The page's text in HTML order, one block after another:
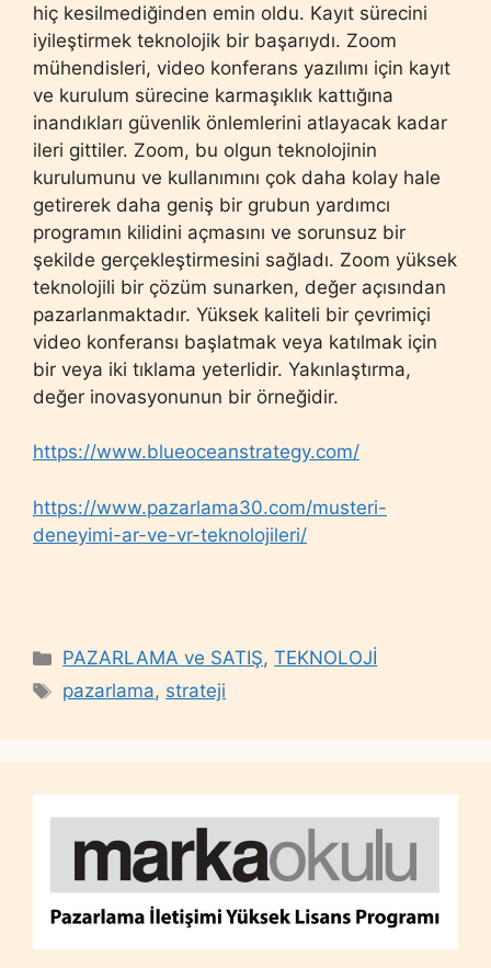
hiç kesilmediğinden emin oldu. Kayıt sürecini
iyileştirmek teknolojik bir başarıydı. Zoom
mühendisleri, video konferans yazılımı için kayıt
ve kurulum sürecine karmaşıklık kattığına
inandıkları güvenlik önlemlerini atlayacak kadar
ileri gittiler. Zoom, bu olgun teknolojinin
kurulumunu ve kullanımını çok daha kolay hale
getirerek daha geniş bir grubun yardımcı
programın kilidini açmasını ve sorunsuz bir
şekilde gerçekleştirmesini sağladı. Zoom yüksek
teknolojili bir çözüm sunarken, değer açısından
pazarlanmaktadır. Yüksek kaliteli bir çevrimiçi
video konferansı başlatmak veya katılmak için
bir veya iki tıklama yeterlidir. Yakınlaştırma,
değer inovasyonunun bir örneğidir.
https://www.blueoceanstrategy.com/
https://www.pazarlama30.com/musteri-
deneyimi-ar-ve-vr-teknolojileri/
Categories
PAZARLAMA ve SATIŞ,TEKNOLOJİ
Tags
pazarlama, strateji